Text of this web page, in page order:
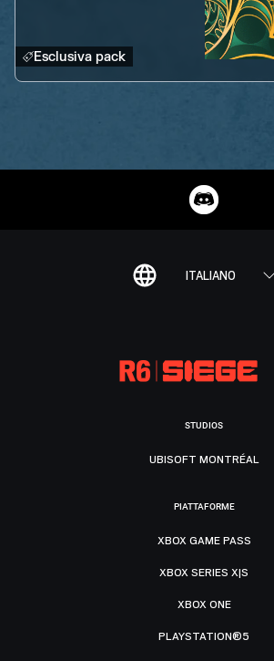
Esclusiva pack
ITALIANO
STUDIOS
UBISOFT MONTRÉAL
PIATTAFORME
XBOX GAME PASS
XBOX SERIES X|S
XBOX ONE
PLAYSTATION®5